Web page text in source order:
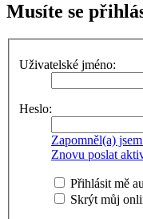
Musíte se
Uživatelské jméno:
Heslo:
Zapomněl(a)
Znovu poslat
Přihlásit mě
Skrýt můj